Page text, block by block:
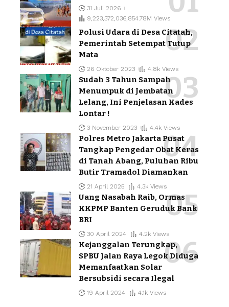
31 Juli 2026
9,223,372,036,854.78M Views
Polusi Udara di Desa Citatah,
Pemerintah Setempat Tutup
Mata
26 Oktober 2023 4.8k Views
Sudah 3 Tahun Sampah
Menumpuk di Jembatan
Lelang, Ini Penjelasan Kades
Lontar !
3 November 2023 4.4k Views
Polres Metro Jakarta Pusat
Tangkap Pengedar Obat Keras
di Tanah Abang, Puluhan Ribu
Butir Tramadol Diamankan
21 April 2025 4.3k Views
Uang Nasabah Raib, Ormas
KKPMP Banten Geruduk Bank
BRI
30 April 2024 4.2k Views
Kejanggalan Terungkap,
SPBU Jalan Raya Legok Diduga
Memanfaatkan Solar
Bersubsidi secara Ilegal
19 April 2024 4.1k Views